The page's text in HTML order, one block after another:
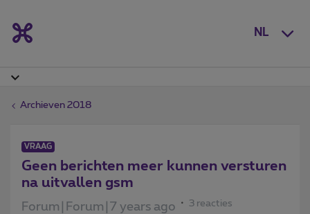
NL
Archieven 2018
VRAAG
Geen berichten meer kunnen versturen
na uitvallen gsm
Forum|Forum|7 years ago 3 reacties